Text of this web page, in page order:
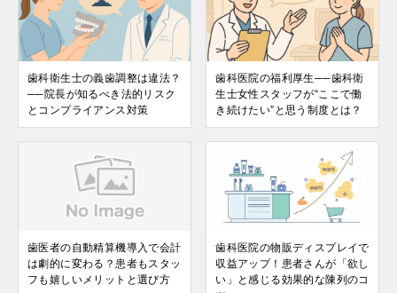
歯科衛生士の義歯調整は違法？
──院長が知るべき法的リスク
とコンプライアンス対策
歯科医院の福利厚生──歯科衛
生士女性スタッフが“ここで働
き続けたい”と思う制度とは？
歯医者の自動精算機導入で会計
は劇的に変わる？患者もスタッ
フも嬉しいメリットと選び方
歯科医院の物販ディスプレイで
収益アップ！患者さんが「欲し
い」と感じる効果的な陳列のコ